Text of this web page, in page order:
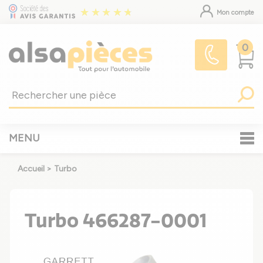
Mon compte
0
MENU
Accueil > Turbo
Turbo 466287-0001